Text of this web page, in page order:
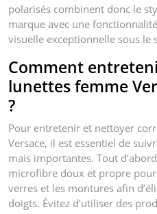
polarisés combinent donc le
marque avec une
visuelle exceptionnelle sous le
Comment
lunettes femme
?
Pour entretenir et nettoyer
Versace, il est essentiel de
mais importantes. Tout
microfibre doux et propre
verres et les montures afin
doigts. Évitez d’utiliser des